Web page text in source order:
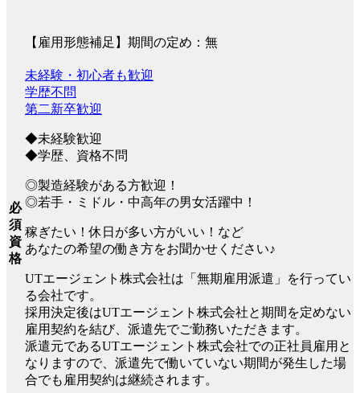
【雇用形態補足】期間の定め：無
必
須
資
格
未経験・初心者も歓迎
学歴不問
第二新卒歓迎
◆未経験歓迎
◆学歴、資格不問
◎製造経験がある方歓迎！
◎若手・ミドル・中高年の男女活躍中！
稼ぎたい！休日が多い方がいい！など
あなたの希望の働き方をお聞かせください♪
UTエージェント株式会社は「無期雇用派遣」を行ってい
る会社です。
採用決定後はUTエージェント株式会社と期間を定めない
雇用契約を結び、派遣先でご勤務いただきます。
派遣元であるUTエージェント株式会社での正社員雇用と
なりますので、派遣先で働いていない期間が発生した場
合でも雇用契約は継続されます。